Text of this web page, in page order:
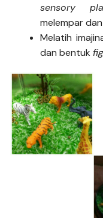
sensory
melempar
Melatih
dan bentuk